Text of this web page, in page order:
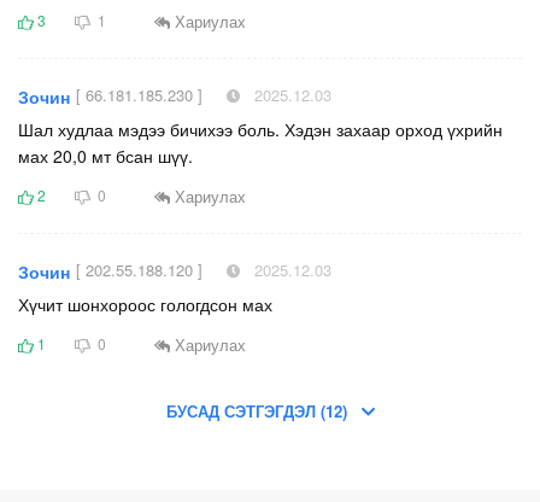
3 1 Хариулах
Зочин [ 66.181.185.230 ] 2025.12.03
Шал худлаа мэдээ бичихээ боль. Хэдэн захаар орход үхрийн
мах 20,0 мт бсан шүү.
2 0 Хариулах
Зочин [ 202.55.188.120 ] 2025.12.03
Хүчит шонхороос гологдсон мах
1 0 Хариулах
БУСАД СЭТГЭГДЭЛ (12)